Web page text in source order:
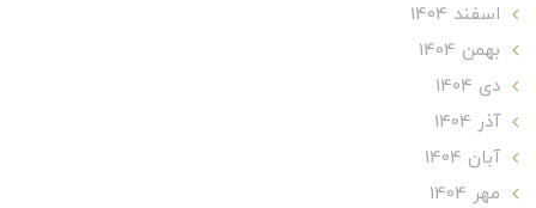
اسفند 1404
بهمن 1404
دی 1404
آذر 1404
آبان 1404
مهر 1404